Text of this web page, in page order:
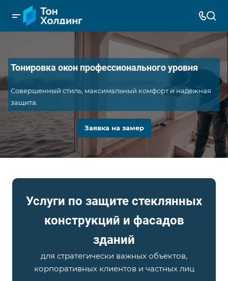
Тонировка окон профессионального уровня
Совершенный стиль, максимальный комфорт и надежная
защита.
Заявка на замер
Услуги по защите стеклянных
конструкций и фасадов
зданий
для стратегически важных объектов,
корпоративных клиентов и частных лиц